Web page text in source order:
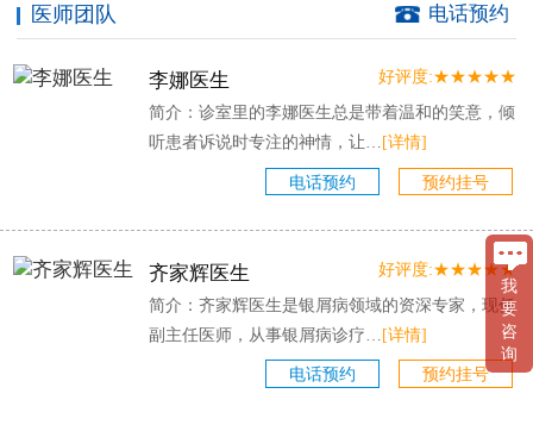
医师团队 电话预约
李娜医生
好评度:★★★★★
简介：诊室里的李娜医生总是带着温和的笑意，倾
听患者诉说时专注的神情，让… [详情]
电话预约 预约挂号
齐家辉医生
好评度:★★★★★
简介：齐家辉医生是银屑病领域的资深专家，现任
副主任医师，从事银屑病诊疗…
[详情]
电话预约 预约挂号
我
要
咨
询